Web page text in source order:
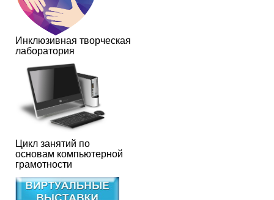
Инклюзивная творческая
лаборатория
Цикл занятий по
основам компьютерной
грамотности